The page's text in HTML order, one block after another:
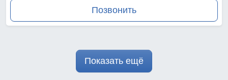
Позвонить
Показать ещё